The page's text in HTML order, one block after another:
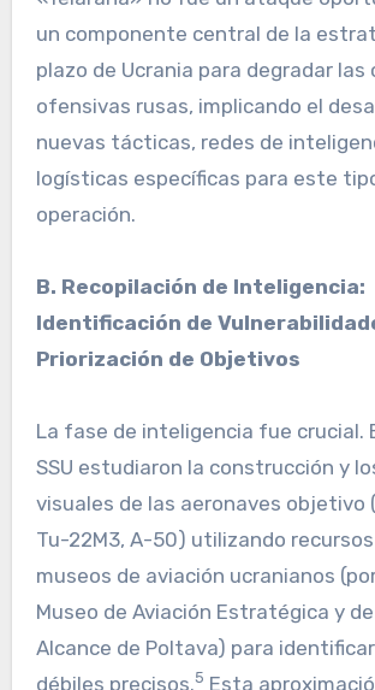
un componente central de la
plazo de Ucrania para degradar las
ofensivas rusas, implicando el
nuevas tácticas, redes de
logísticas específicas para este
operación.
B. Recopilación de Inteligencia:
Identificación de
Priorización de Objetivos
La fase de inteligencia fue crucial.
SSU estudiaron la construcción y
visuales de las aeronaves objetivo
Tu-22M3, A-50) utilizando
museos de aviación ucranianos
Museo de Aviación Estratégica y
Alcance de Poltava) para
débiles precisos.5 Esta